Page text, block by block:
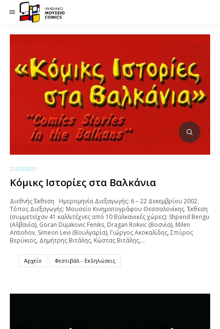
21/05/2021
Κόμικς Ιστορίες στα Βαλκάνια
Διεθνής Έκθεση Ημερομηνία Διεξαγωγής: 6 – 22 Δεκεμβρίου 2002.
Τόπος Διεξαγωγής: Μουσείο Κινηματογράφου Θεσσαλονίκης. Έκθεση
(συμμετείχαν 41 καλλιτέχνες από 10 Βαλκανικές χώρες): Shpend Bengu
(Αλβανία), Goran Dujakovic Feniks, Dragan Rokvic (Βοσνία), Milen
Antiohov, Simeon Levi (Βουλγαρία), Γιώργος Ακοκαλίδης, Σπύρος
Βερύκιος, Δημήτρης Βιτάλης, Κώστας Βιτάλης,…
Αρχείο Φεστιβάλ - Εκδηλώσεις